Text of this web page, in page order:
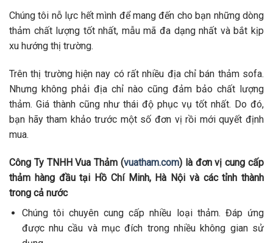
Chúng tôi nỗ lực hết mình để mang đến cho bạn những dòng
thảm chất lượng tốt nhất, mẫu mã đa dạng nhất và bắt kịp
xu hướng thị trường.
Trên thị trường hiện nay có rất nhiều địa chỉ bán thảm sofa.
Nhưng không phải địa chỉ nào cũng đảm bảo chất lượng
thảm. Giá thành cũng như thái độ phục vụ tốt nhất. Do đó,
bạn hãy tham khảo trước một số đơn vị rồi mới quyết định
mua.
Công Ty TNHH Vua Thảm (vuatham.com) là đơn vị cung cấp
thảm hàng đầu tại Hồ Chí Minh, Hà Nội và các tỉnh thành
trong cả nước
Chúng tôi chuyên cung cấp nhiều loại thảm. Đáp ứng
được nhu cầu và mục đích trong nhiều không gian sử